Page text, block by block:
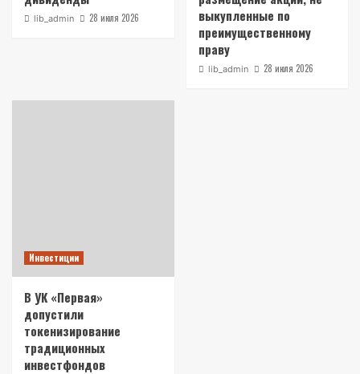
lib_admin 28 июля 2026
выкупленные по
преимущественному
праву
lib_admin 28 июля 2026
Инвестиции
В УК «Первая»
допустили
токенизирование
традиционных
инвестфондов